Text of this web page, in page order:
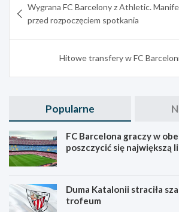
wpisu
Wygrana FC Barcelony z Athletic.
przed rozpoczęciem spotkania
Hitowe transfery w FC
Popularne
FC Barcelona graczy w
poszczycić się największą
Duma Katalonii straciła
trofeum